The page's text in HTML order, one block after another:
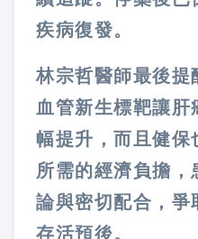
疾病復發。
林宗哲醫師最後提
血管新生標靶讓
幅提升，而且健保
所需的經濟負擔
論與密切配合，爭
存活預後。